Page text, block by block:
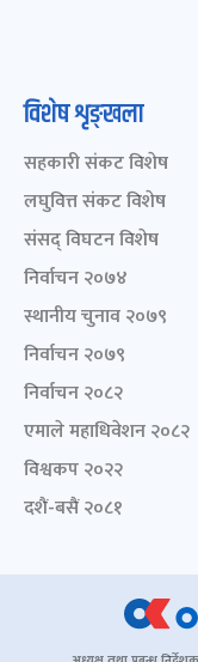
विशेष शृङ्खला
सहकारी संकट विशेष
लघुवित्त संकट विशेष
संसद् विघटन विशेष
निर्वाचन २०७४
स्थानीय चुनाव २०७९
निर्वाचन २०७९
निर्वाचन २०८२
एमाले महाधिवेशन २०८२
विश्वकप २०२२
दशैं-बसैं २०८१